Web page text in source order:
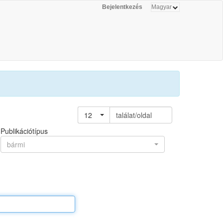
Bejelentkezés
12
találat/oldal
Publikációtípus
bármi